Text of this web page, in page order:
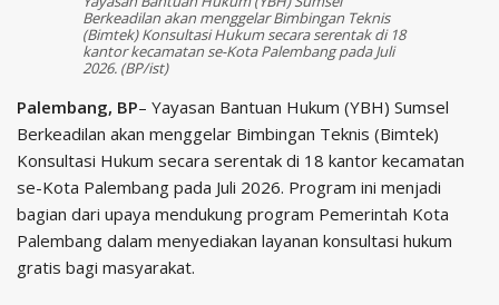
Berkeadilan akan menggelar Bimbingan Teknis
(Bimtek) Konsultasi Hukum secara serentak di 18
kantor kecamatan se-Kota Palembang pada Juli
2026. (BP/ist)
Palembang, BP– Yayasan Bantuan Hukum (YBH) Sumsel
Berkeadilan akan menggelar Bimbingan Teknis (Bimtek)
Konsultasi Hukum secara serentak di 18 kantor kecamatan
se-Kota Palembang pada Juli 2026. Program ini menjadi
bagian dari upaya mendukung program Pemerintah Kota
Palembang dalam menyediakan layanan konsultasi hukum
gratis bagi masyarakat.